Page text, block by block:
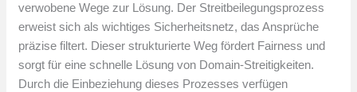
verwobene Wege zur Lösung. Der Streitbeilegungsprozess
erweist sich als wichtiges Sicherheitsnetz, das Ansprüche
präzise filtert. Dieser strukturierte Weg fördert Fairness und
sorgt für eine schnelle Lösung von Domain-Streitigkeiten.
Durch die Einbeziehung dieses Prozesses verfügen